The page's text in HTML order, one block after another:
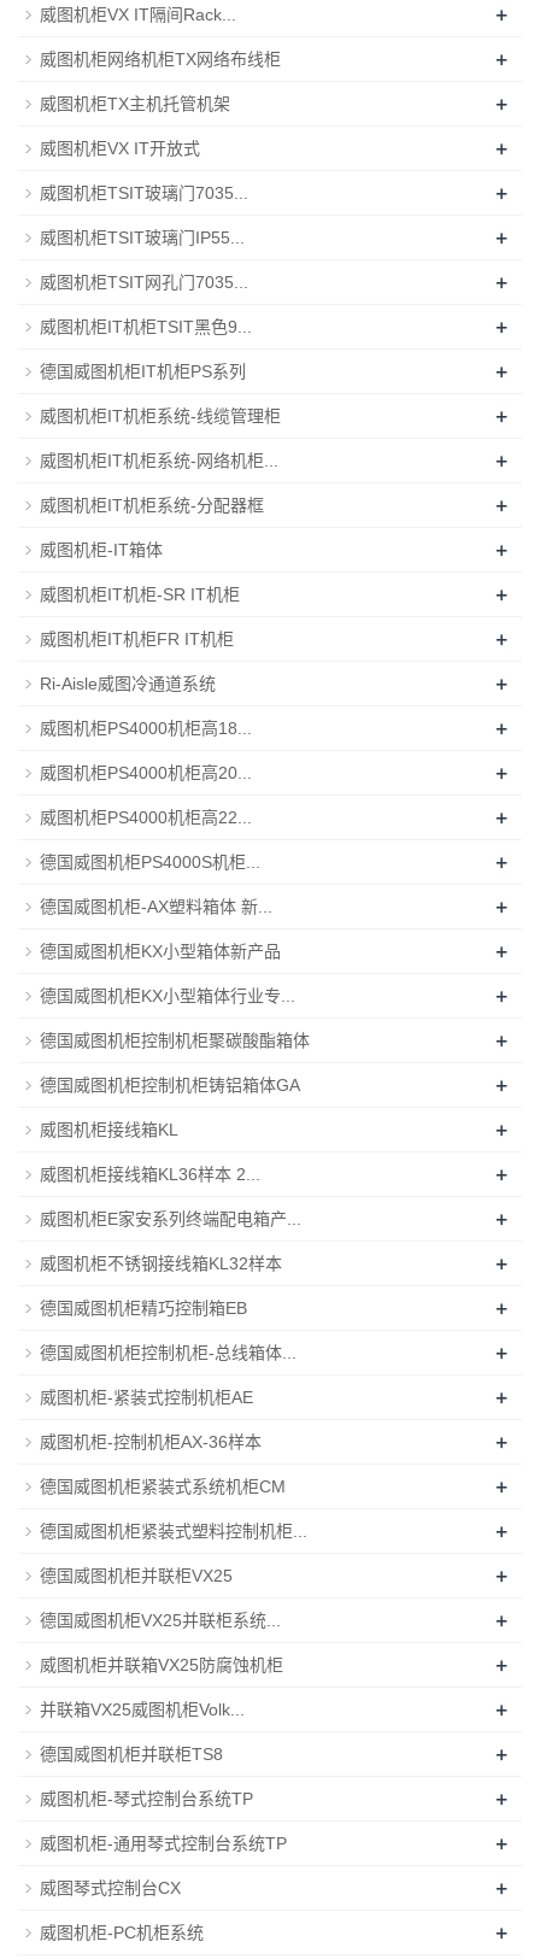
威图机柜VX IT隔间Rack... +
威图机柜网络机柜TX网络布线柜 +
威图机柜TX主机托管机架 +
威图机柜VX IT开放式 +
威图机柜TSIT玻璃门7035... +
威图机柜TSIT玻璃门IP55... +
威图机柜TSIT网孔门7035... +
威图机柜IT机柜TSIT黑色9... +
德国威图机柜IT机柜PS系列 +
威图机柜IT机柜系统-线缆管理柜 +
威图机柜IT机柜系统-网络机柜... +
威图机柜IT机柜系统-分配器框 +
威图机柜-IT箱体 +
威图机柜IT机柜-SR IT机柜 +
威图机柜IT机柜FR IT机柜 +
Ri-Aisle威图冷通道系统 +
威图机柜PS4000机柜高18... +
威图机柜PS4000机柜高20... +
威图机柜PS4000机柜高22... +
德国威图机柜PS4000S机柜... +
德国威图机柜-AX塑料箱体 新... +
德国威图机柜KX小型箱体新产品 +
德国威图机柜KX小型箱体行业专... +
德国威图机柜控制机柜聚碳酸酯箱体 +
德国威图机柜控制机柜铸铝箱体GA +
威图机柜接线箱KL +
威图机柜接线箱KL36样本 2... +
威图机柜E家安系列终端配电箱产... +
威图机柜不锈钢接线箱KL32样本 +
德国威图机柜精巧控制箱EB +
德国威图机柜控制机柜-总线箱体... +
威图机柜-紧装式控制机柜AE +
威图机柜-控制机柜AX-36样本 +
德国威图机柜紧装式系统机柜CM +
德国威图机柜紧装式塑料控制机柜... +
德国威图机柜并联柜VX25 +
德国威图机柜VX25并联柜系统... +
威图机柜并联箱VX25防腐蚀机柜 +
并联箱VX25威图机柜Volk... +
德国威图机柜并联柜TS8 +
威图机柜-琴式控制台系统TP +
威图机柜-通用琴式控制台系统TP +
威图琴式控制台CX +
威图机柜-PC机柜系统 +